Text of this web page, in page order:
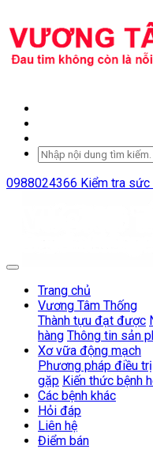
0988024366 Kiểm tra sức
Trang chủ
Vương Tâm Thống
Thành tựu đạt được
hàng Thông tin sản
Xơ vữa động mạch
Phương pháp điều trị
gặp Kiến thức bệnh
Các bệnh khác
Hỏi đáp
Liên hệ
Điểm bán